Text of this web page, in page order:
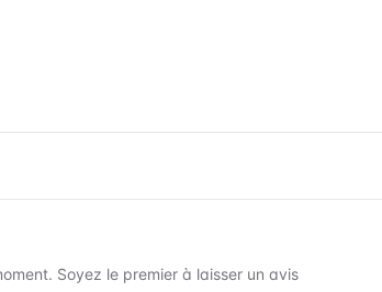
Soyez le premier à laisser un avis !